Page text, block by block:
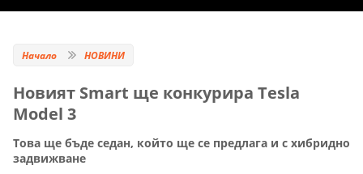
Начало НОВИНИ
Новият Smart ще конкурира Tesla
Model 3
Това ще бъде седан, който ще се предлага и с хибридно
задвижване